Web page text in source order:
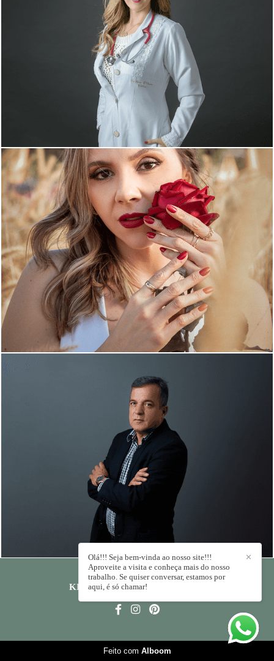
919 0
817 0
846
KIKA RODRIGUES
✕
Olá!!! Seja bem-vinda ao nosso site!!!
Aproveite a visita e conheça mais do nosso
trabalho. Se quiser conversar, estamos por
aqui, é só chamar!
Feito com Alboom